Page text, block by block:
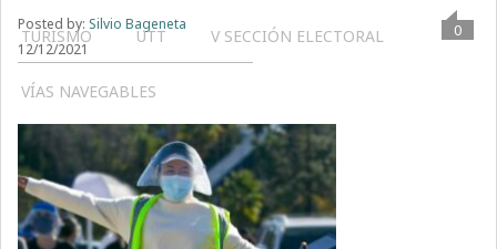
TURISMO UTT V SECCIÓN ELECTORAL
VÍAS NAVEGABLES
Posted by: Silvio Bageneta
12/12/2021
0